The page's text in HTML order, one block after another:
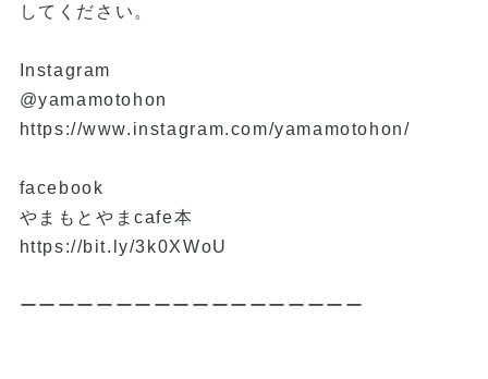
してください。
Instagram
@yamamotohon
https://www.instagram.com/yamamotohon/
facebook
やまもとやまcafe本
https://bit.ly/3k0XWoU
ーーーーーーーーーーーーーーーーーー